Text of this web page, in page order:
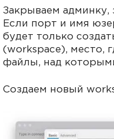
Закрываем админку,
Если порт и имя
будет только
(workspace), место,
файлы, над
Создаем новый